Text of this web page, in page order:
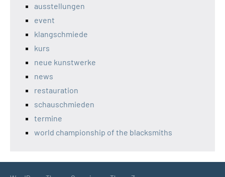
ausstellungen
event
klangschmiede
kurs
neue kunstwerke
news
restauration
schauschmieden
termine
world championship of the blacksmiths